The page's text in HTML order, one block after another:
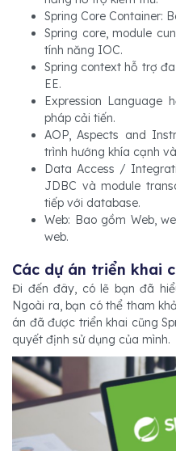
Spring Core Container:
Spring core, module
tính năng IOC.
Spring context hỗ trợ
EE.
Expression
pháp cải tiến.
AOP, Aspects and
trình hướng khía cạnh
Data Access /
JDBC và module
tiếp với database.
Web: Bao gồm Web,
web.
Các dự án triển khai
Đi đến đây, có lẽ bạn đã
Ngoài ra, bạn có thể tham
án đã được triển khai cũng
quyết định sử dụng của mình.